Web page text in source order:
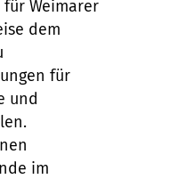
Weimarer
dem
für
und
im